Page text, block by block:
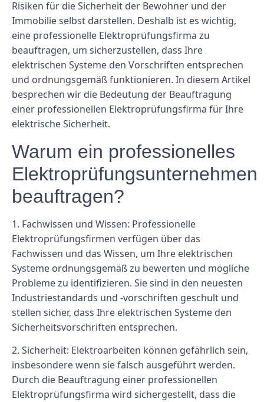
Risiken für die Sicherheit der Bewohner und der
Immobilie selbst darstellen. Deshalb ist es wichtig,
eine professionelle Elektroprüfungsfirma zu
beauftragen, um sicherzustellen, dass Ihre
elektrischen Systeme den Vorschriften entsprechen
und ordnungsgemäß funktionieren. In diesem Artikel
besprechen wir die Bedeutung der Beauftragung
einer professionellen Elektroprüfungsfirma für Ihre
elektrische Sicherheit.
Warum ein professionelles
Elektroprüfungsunternehmen
beauftragen?
1. Fachwissen und Wissen: Professionelle
Elektroprüfungsfirmen verfügen über das
Fachwissen und das Wissen, um Ihre elektrischen
Systeme ordnungsgemäß zu bewerten und mögliche
Probleme zu identifizieren. Sie sind in den neuesten
Industriestandards und -vorschriften geschult und
stellen sicher, dass Ihre elektrischen Systeme den
Sicherheitsvorschriften entsprechen.
2. Sicherheit: Elektroarbeiten können gefährlich sein,
insbesondere wenn sie falsch ausgeführt werden.
Durch die Beauftragung einer professionellen
Elektroprüfungsfirma wird sichergestellt, dass die